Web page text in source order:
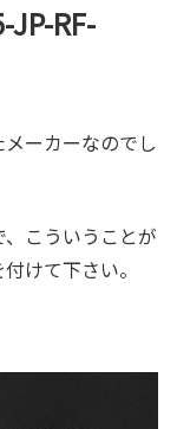
JP-RF-
ーカーなのでし
こういうことが
けて下さい。